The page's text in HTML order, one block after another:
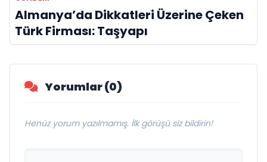
Almanya’da Dikkatleri Üzerine Çeken
Türk Firması: Taşyapı
Yorumlar (0)
Henüz yorum yazılmamış. İlk görüşü siz bildirin!